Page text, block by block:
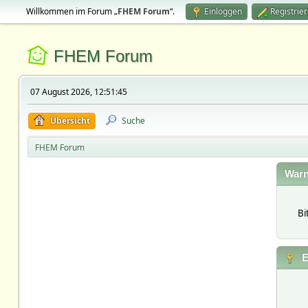
Willkommen im Forum „FHEM Forum“. Einloggen
FHEM Forum
07 August 2026, 12:51:45
Übersicht Suche
FHEM Forum